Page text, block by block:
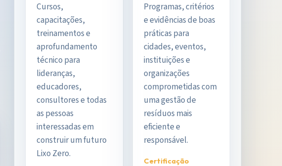
Cursos,
capacitações,
treinamentos e
aprofundamento
técnico para
lideranças,
educadores,
consultores e todas
as pessoas
interessadas em
construir um futuro
Lixo Zero.
Programas, critérios
e evidências de boas
práticas para
cidades, eventos,
instituições e
organizações
comprometidas com
uma gestão de
resíduos mais
eficiente e
responsável.
Certificação